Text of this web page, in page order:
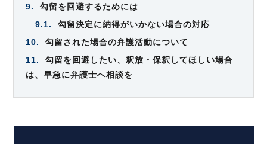
9.
勾留を回避するためには
9.1.
勾留決定に納得がいかない場合の対応
10.
勾留された場合の弁護活動について
11.
勾留を回避したい、釈放・保釈してほしい場合
は、早急に弁護士へ相談を